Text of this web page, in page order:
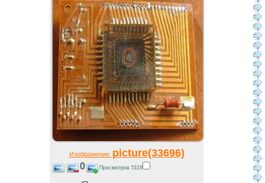
Изображениеpicture(33696)
0 Просмотров 5119